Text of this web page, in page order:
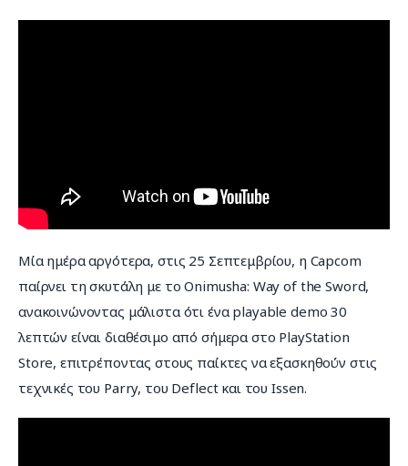
Μία ημέρα αργότερα, στις 25 Σεπτεμβρίου, η Capcom
παίρνει τη σκυτάλη με το Onimusha: Way of the Sword,
ανακοινώνοντας μάλιστα ότι ένα playable demo 30
λεπτών είναι διαθέσιμο από σήμερα στο PlayStation
Store, επιτρέποντας στους παίκτες να εξασκηθούν στις
τεχνικές του Parry, του Deflect και του Issen.